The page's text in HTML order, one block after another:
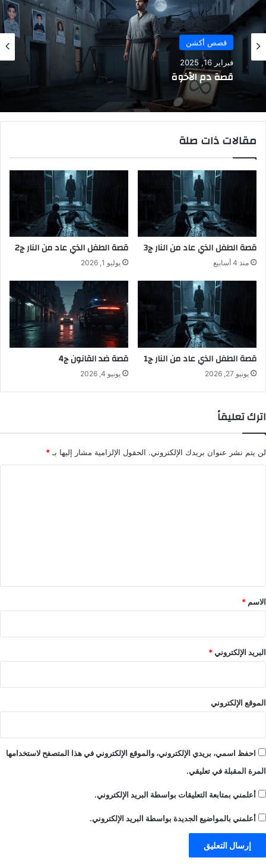
قصص أكشن
فبراير 16, 2025
قصة دم الأخوة
مقالات ذات صلة
قصة الطفل الذي عاد من النار ج3
منذ 4 أسابيع
قصة الطفل الذي عاد من النار ج2
يوليو 1, 2026
قصة الطفل الذي عاد من النار ج1
يونيو 27, 2026
قصة ضد القانون ج4
يونيو 4, 2026
اترك تعليقاً
لن يتم نشر عنوان بريدك الإلكتروني. الحقول الإلزامية مشار إليها بـ*
*
الاسم *
البريد الإلكتروني*
الموقع الإلكتروني
احفظ اسمي، بريدي الإلكتروني، والموقع الإلكتروني في هذا المتصفح لاستخدامها
المرة المقبلة في تعليقي.
أعلمني بمتابعة التعليقات بواسطة البريد الإلكتروني.
أعلمني بالمواضيع الجديدة بواسطة البريد الإلكتروني.